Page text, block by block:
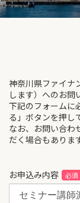
神奈川県ファイナ
します）へのお問
下記のフォームに
る」ボタンを押し
なお、お問い合わ
だく場合もありま
お申込み内容